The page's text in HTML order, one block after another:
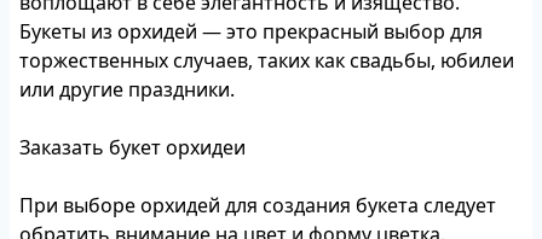
Букеты из орхидей — это прекрасный выбор для
торжественных случаев, таких как свадьбы, юбилеи
или другие праздники.
Заказать букет орхидеи
При выборе орхидей для создания букета следует